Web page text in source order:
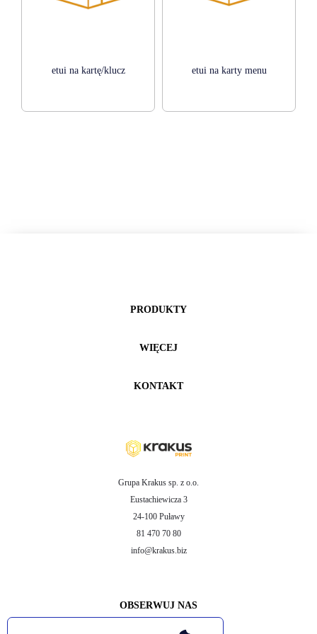
etui na kartę/klucz etui na karty menu
PRODUKTY
WIĘCEJ
KONTAKT
Grupa Krakus sp. z o.o.
Eustachiewicza 3
24-100 Puławy
81 470 70 80
info@krakus.biz
OBSERWUJ NAS